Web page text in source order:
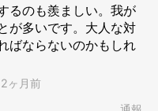
たちと遊んであげる先輩
。